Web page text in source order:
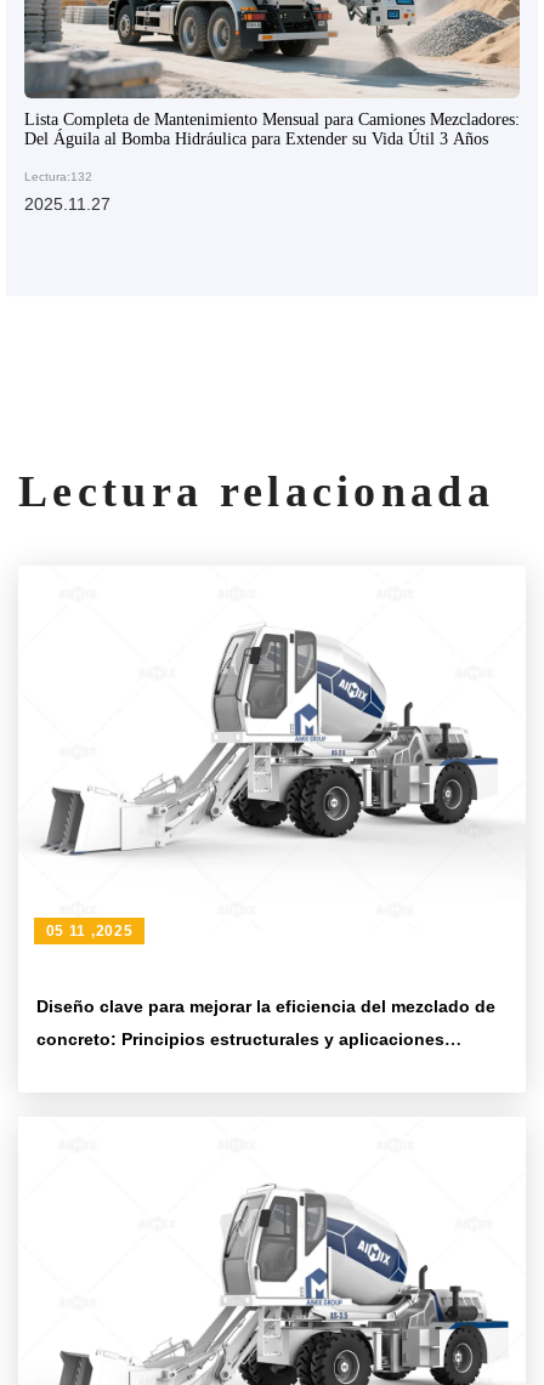
Lista Completa de Mantenimiento Mensual para Camiones Mezcladores:
Del Águila al Bomba Hidráulica para Extender su Vida Útil 3 Años
Lectura:132
2025.11.27
Lectura relacionada
Diseño clave para mejorar la eficiencia del mezclado de
concreto: Principios estructurales y aplicaciones
05 11 ,2025